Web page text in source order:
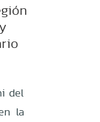
del
la